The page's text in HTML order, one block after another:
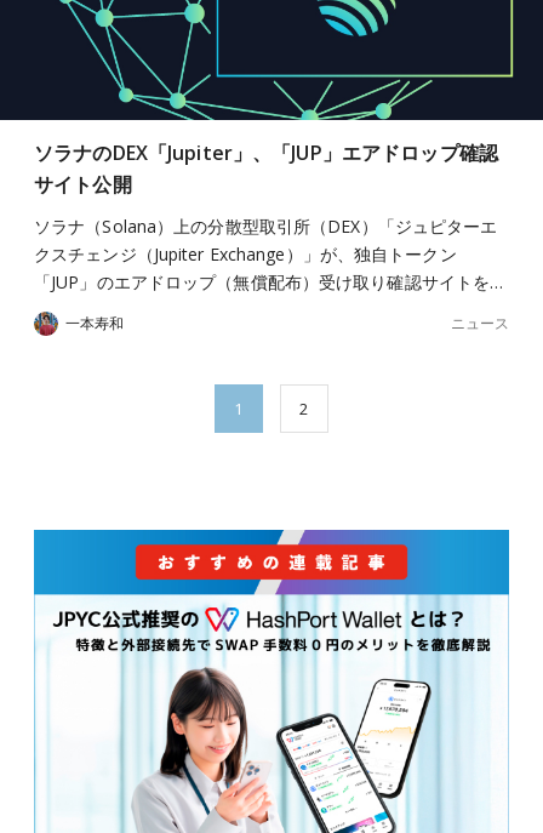
ソラナのDEX「Jupiter」、「JUP」エアドロップ確認
サイト公開
ソラナ（Solana）上の分散型取引所（DEX）「ジュピターエ
クスチェンジ（Jupiter Exchange）」が、独自トークン
「JUP」のエアドロップ（無償配布）受け取り確認サイトを…
一本寿和 ニュース
1 2